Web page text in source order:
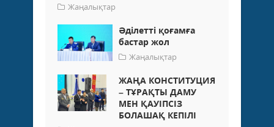
Жаңалықтар
Әділетті қоғамға
бастар жол
Жаңалықтар
ЖАҢА КОНСТИТУЦИЯ
– ТҰРАҚТЫ ДАМУ
МЕН ҚАУІПСІЗ
БОЛАШАҚ КЕПІЛІ